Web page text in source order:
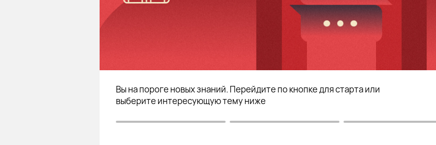
Вы на пороге новых знаний. Перейдите по кнопке для старта или
выберите интересующую тему ниже